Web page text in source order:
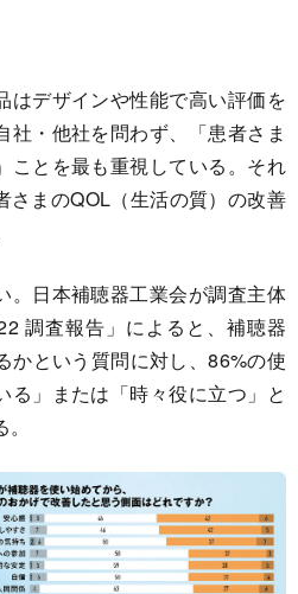
デザインや性能で高い評価を
社・他社を問わず、「患者さま
ことを最も重視している。それ
さまのQOL（生活の質）の改善
日本補聴器工業会が調査主体
調査報告」によると、補聴器
かという質問に対し、86%の使
る」または「時々役に立つ」と